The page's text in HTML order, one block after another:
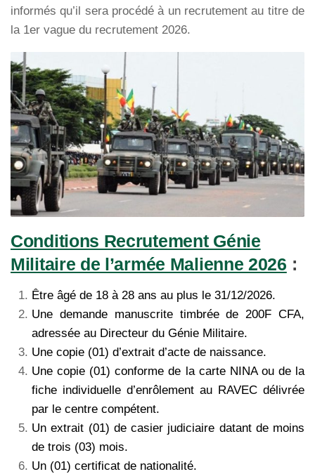
informés qu’il sera procédé à un recrutement au titre de
la 1er vague du recrutement 2026.
Conditions Recrutement Génie
Militaire de l’armée Malienne 2026 :
Être âgé de 18 à 28 ans au plus le 31/12/2026.
Une demande manuscrite timbrée de 200F CFA,
adressée au Directeur du Génie Militaire.
Une copie (01) d’extrait d’acte de naissance.
Une copie (01) conforme de la carte NINA ou de la
fiche individuelle d’enrôlement au RAVEC délivrée
par le centre compétent.
Un extrait (01) de casier judiciaire datant de moins
de trois (03) mois.
Un (01) certificat de nationalité.